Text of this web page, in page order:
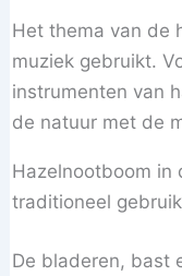
Het thema van de
muziek gebruikt.
instrumenten van
de natuur met de
Hazelnootboom in
traditioneel gebruik
De bladeren, bast